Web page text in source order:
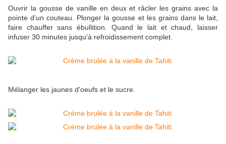
Ouvrir la gousse de vanille en deux et râcler les grains avec la
pointe d'un couteau. Plonger la gousse et les grains dans le lait,
faire chauffer sans ébullition. Quand le lait et chaud, laisser
infuser 30 minutes jusqu'à refroidissement complet.
Mélanger les jaunes d'oeufs et le sucre.